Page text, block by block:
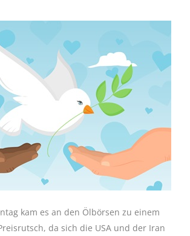
kam es an den Ölbörsen zu einem
da sich die USA und der Iran